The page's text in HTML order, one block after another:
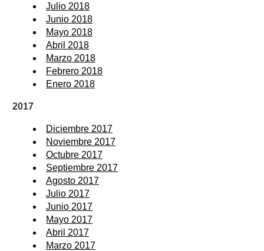
Julio 2018
Junio 2018
Mayo 2018
Abril 2018
Marzo 2018
Febrero 2018
Enero 2018
2017
Diciembre 2017
Noviembre 2017
Octubre 2017
Septiembre 2017
Agosto 2017
Julio 2017
Junio 2017
Mayo 2017
Abril 2017
Marzo 2017